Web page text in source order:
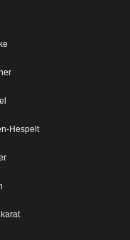
Hespelt